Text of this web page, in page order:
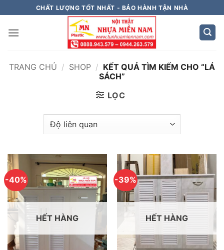
qua
nội
CHẤT LƯỢNG TỐT NHẤT - BẢO HÀNH TẬN NHÀ
TRANG CHỦ / SHOP / KẾT QUẢ TÌM KIẾM CHO “LÁ
SÁCH”
LỌC
-40%
HẾT HÀNG
-39%
HẾT HÀNG